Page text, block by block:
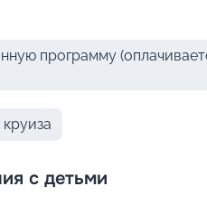
программу
с детьми